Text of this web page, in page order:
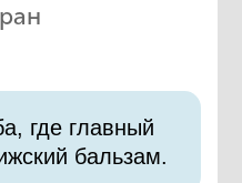
где главный
бальзам.